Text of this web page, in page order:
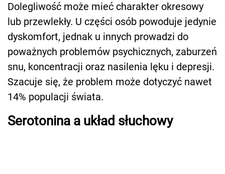
Dolegliwość może mieć charakter okresowy
lub przewlekły. U części osób powoduje jedynie
dyskomfort, jednak u innych prowadzi do
poważnych problemów psychicznych, zaburzeń
snu, koncentracji oraz nasilenia lęku i depresji.
Szacuje się, że problem może dotyczyć nawet
14% populacji świata.
Serotonina a układ słuchowy